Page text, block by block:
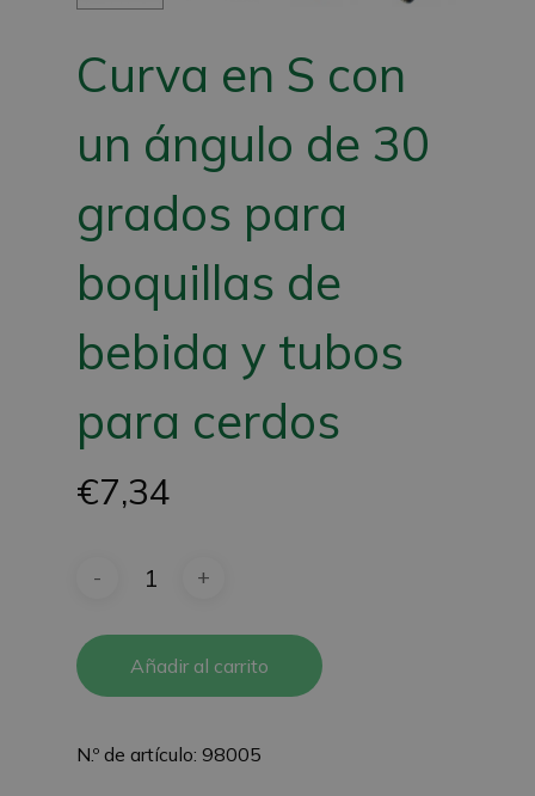
Curva en S con
un ángulo de 30
grados para
boquillas de
bebida y tubos
para cerdos
€7,34
Añadir al carrito
N.º de artículo: 98005